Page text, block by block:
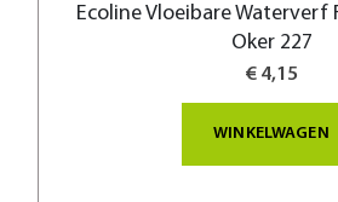
Ecoline Vloeibare Waterverf
Oker 227
€ 4,15
WINKELWAGEN